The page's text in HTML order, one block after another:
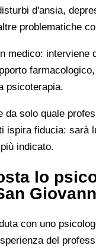
d'ansia,
problematiche
medico: interviene
psicoterapia.
da solo quale
ispira fiducia: sarà
indicato.
lo
con uno
del